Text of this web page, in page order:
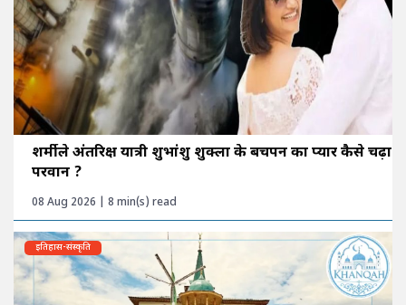
शर्मीले अंतरिक्ष यात्री शुभांशु शुक्ला के बचपन का प्यार कैसे चढ़ा
परवान ?
08 Aug 2026 | 8 min(s) read
इतिहास-संस्कृति